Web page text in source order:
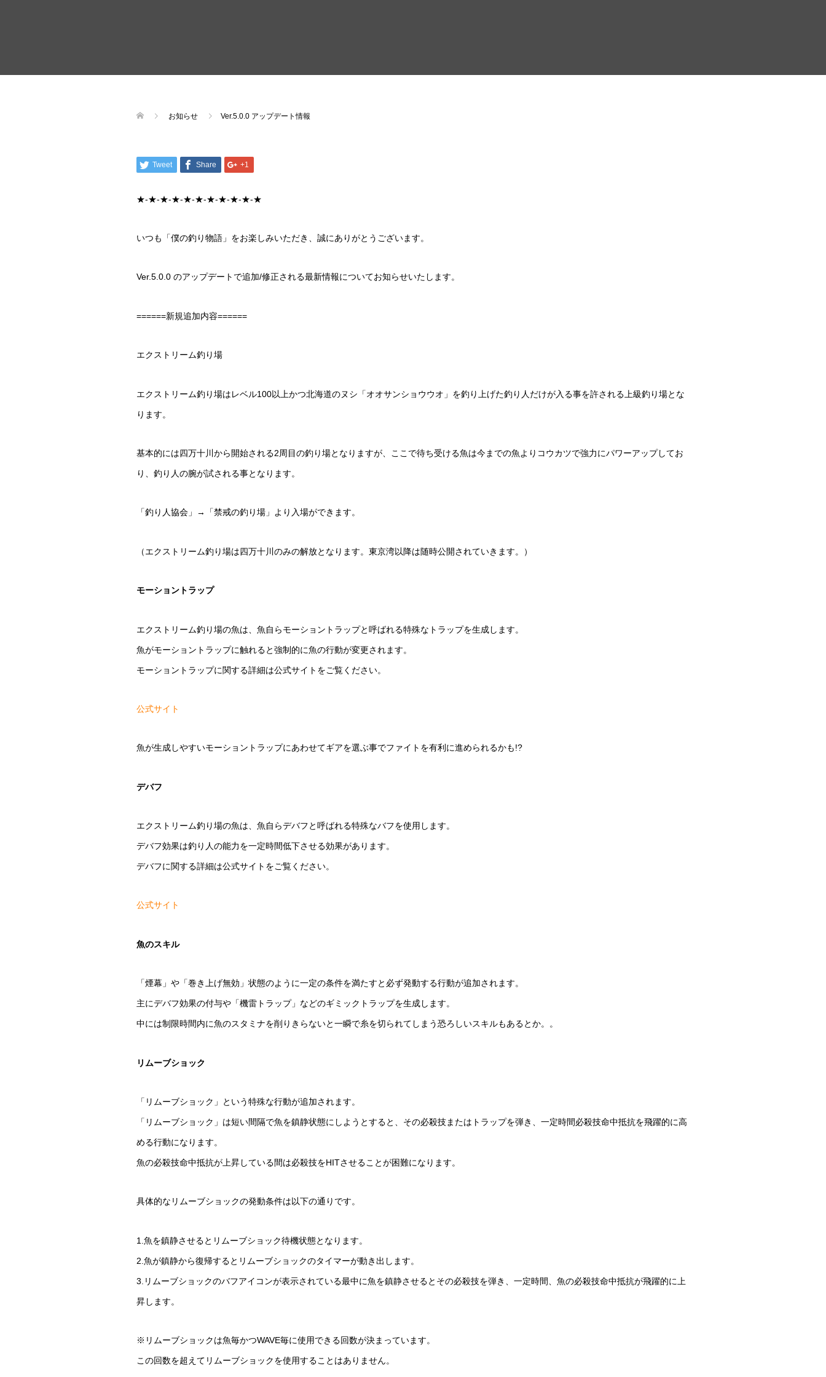
お知らせ Ver.5.0.0 アップデート情報
Tweet Share +1
★-★-★-★-★-★-★-★-★-★-★
いつも「僕の釣り物語」をお楽しみいただき、誠にありがとうございます。
Ver.5.0.0 のアップデートで追加/修正される最新情報についてお知らせいたします。
======新規追加内容======
エクストリーム釣り場
エクストリーム釣り場はレベル100以上かつ北海道のヌシ「オオサンショウウオ」を釣り上げた釣り人だけが入る事を許される上級釣り場とな
ります。
基本的には四万十川から開始される2周目の釣り場となりますが、ここで待ち受ける魚は今までの魚よりコウカツで強力にパワーアップしてお
り、釣り人の腕が試される事となります。
「釣り人協会」→「禁戒の釣り場」より入場ができます。
（エクストリーム釣り場は四万十川のみの解放となります。東京湾以降は随時公開されていきます。）
モーショントラップ
エクストリーム釣り場の魚は、魚自らモーショントラップと呼ばれる特殊なトラップを生成します。
魚がモーショントラップに触れると強制的に魚の行動が変更されます。
モーショントラップに関する詳細は公式サイトをご覧ください。
公式サイト
魚が生成しやすいモーショントラップにあわせてギアを選ぶ事でファイトを有利に進められるかも!?
デバフ
エクストリーム釣り場の魚は、魚自らデバフと呼ばれる特殊なバフを使用します。
デバフ効果は釣り人の能力を一定時間低下させる効果があります。
デバフに関する詳細は公式サイトをご覧ください。
公式サイト
魚のスキル
「煙幕」や「巻き上げ無効」状態のように一定の条件を満たすと必ず発動する行動が追加されます。
主にデバフ効果の付与や「機雷トラップ」などのギミックトラップを生成します。
中には制限時間内に魚のスタミナを削りきらないと一瞬で糸を切られてしまう恐ろしいスキルもあるとか。。
リムーブショック
「リムーブショック」という特殊な行動が追加されます。
「リムーブショック」は短い間隔で魚を鎮静状態にしようとすると、その必殺技またはトラップを弾き、一定時間必殺技命中抵抗を飛躍的に高
める行動になります。
魚の必殺技命中抵抗が上昇している間は必殺技をHITさせることが困難になります。
具体的なリムーブショックの発動条件は以下の通りです。
1.魚を鎮静させるとリムーブショック待機状態となります。
2.魚が鎮静から復帰するとリムーブショックのタイマーが動き出します。
3.リムーブショックのバフアイコンが表示されている最中に魚を鎮静させるとその必殺技を弾き、一定時間、魚の必殺技命中抵抗が飛躍的に上
昇します。
※リムーブショックは魚毎かつWAVE毎に使用できる回数が決まっています。
この回数を超えてリムーブショックを使用することはありません。